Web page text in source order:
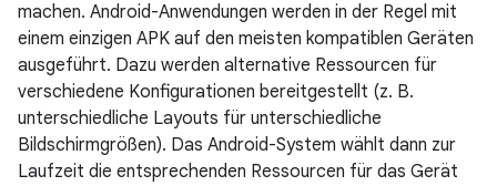
machen. Android-Anwendungen werden in der Regel mit
einem einzigen APK auf den meisten kompatiblen Geräten
ausgeführt. Dazu werden alternative Ressourcen für
verschiedene Konfigurationen bereitgestellt (z. B.
unterschiedliche Layouts für unterschiedliche
Bildschirmgrößen). Das Android-System wählt dann zur
Laufzeit die entsprechenden Ressourcen für das Gerät